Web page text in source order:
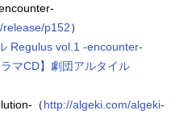
p152）
マCD】劇団アルタイル
（http://algeki.com/algeki-